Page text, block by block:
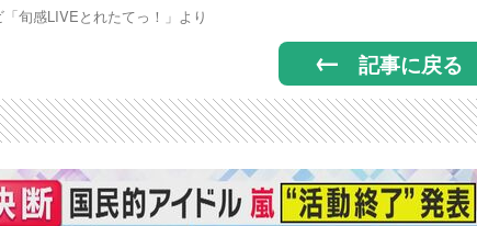
旬感LIVEとれたてっ！」より
記事に戻る